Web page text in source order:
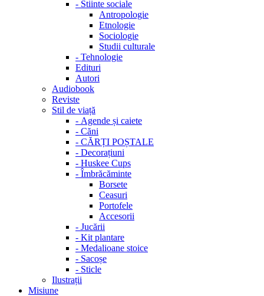
- Stiinte sociale
Antropologie
Etnologie
Sociologie
Studii culturale
- Tehnologie
Edituri
Autori
Audiobook
Reviste
Stil de viață
- Agende și caiete
- Căni
- CĂRȚI POȘTALE
- Decorațiuni
- Huskee Cups
- Îmbrăcăminte
Borsete
Ceasuri
Portofele
Accesorii
- Jucării
- Kit plantare
- Medalioane stoice
- Sacoșe
- Sticle
Ilustrații
Misiune